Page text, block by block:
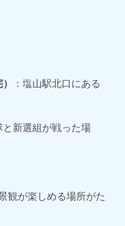
：塩山駅北口にある
新選組が戦った場
観が楽しめる場所がた